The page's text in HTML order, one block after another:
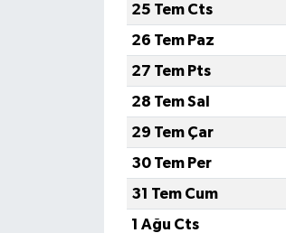
25 Tem Cts
26 Tem Paz
27 Tem Pts
28 Tem Sal
29 Tem Çar
30 Tem Per
31 Tem Cum
1 Ağu Cts